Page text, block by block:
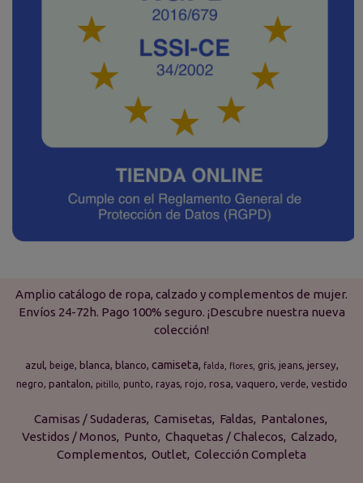
Amplio catálogo de ropa, calzado y complementos de mujer.
Envíos 24-72h. Pago 100% seguro. ¡Descubre nuestra nueva
colección!
azul beige blanca blanco camiseta falda flores gris jeans jersey
negro pantalon pitillo punto rayas rojo rosa vaquero verde vestido
Camisas / Sudaderas Camisetas Faldas
Pantalones
Vestidos / Monos
Punto Chaquetas / Chalecos Calzado
Complementos Outlet Colección Completa